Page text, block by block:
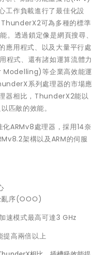
工作負載進行了最佳化設
可為多種的標準
。透過鎖定像是網頁搜尋、
應用程式、以及大量平行處
程式、還有諸如運算流體力
等企業高效能運
系列處理器的市場應
器相比，ThunderX2能以
匹敵的效能。
ARMv8處理器，採用14奈
架構以及ARM的伺服
序(OOO)
速模式最高可達3 GHz
高兩倍以上